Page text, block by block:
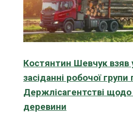
Костянтин Шевчук взяв
засіданні робочої групи
Держлісагентстві щодо
деревини